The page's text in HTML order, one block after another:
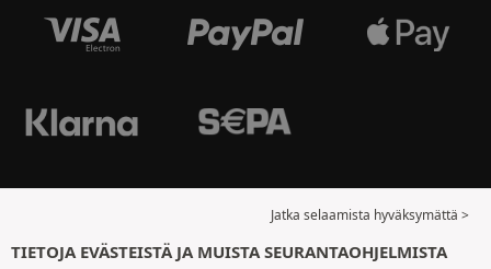
Jatka selaamista hyväksymättä >
TIETOJA EVÄSTEISTÄ JA MUISTA SEURANTAOHJELMISTA